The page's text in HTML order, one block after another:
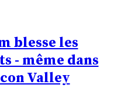
blesse les
- même dans
Valley